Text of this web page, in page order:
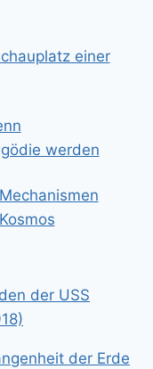
einer
werden
der USS
der Erde